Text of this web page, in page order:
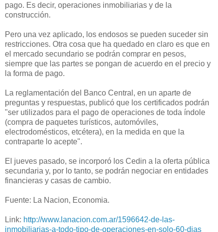
pago. Es decir, operaciones inmobiliarias y de la
construcción.
Pero una vez aplicado, los endosos se pueden suceder sin
restricciones. Otra cosa que ha quedado en claro es que en
el mercado secundario se podrán comprar en pesos,
siempre que las partes se pongan de acuerdo en el precio y
la forma de pago.
La reglamentación del Banco Central, en un aparte de
preguntas y respuestas, publicó que los certificados podrán
"ser utilizados para el pago de operaciones de toda índole
(compra de paquetes turísticos, automóviles,
electrodomésticos, etcétera), en la medida en que la
contraparte lo acepte".
El jueves pasado, se incorporó los Cedin a la oferta pública
secundaria y, por lo tanto, se podrán negociar en entidades
financieras y casas de cambio.
Fuente: La Nacion, Economia.
Link: http://www.lanacion.com.ar/1596642-de-las-
inmobiliarias-a-todo-tipo-de-operaciones-en-solo-60-dias